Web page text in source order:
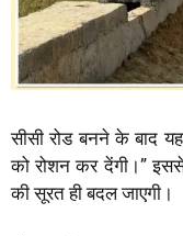
सीसी रोड बनने के बाद
को रोशन कर देंगी।”
की सूरत ही बदल जाएगी।